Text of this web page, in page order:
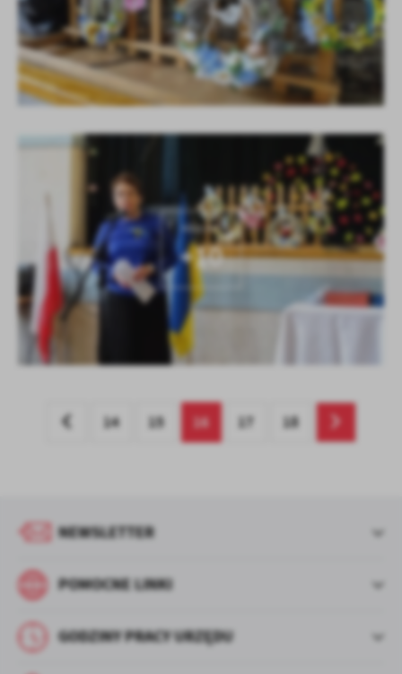
KOLEJNE
+10
14 15 16 17 18
POMOCNE LINKI
NEWSLETTER
GODZINY PRACY URZĘDU